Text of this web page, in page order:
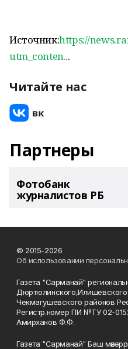
Источник:https://
utm_conten...
Читайте нас
Партнеры
Фотобанк
журналистов РБ
© 2015-2026
Об использовании
Газета "Сарманай"
Дюртюлинского,Илишевского
Чекмагушевского районов
Регистр.номер ПИ №ТУ 02-
Амирханов Ф.Ф.
Газета "Сарманай" Баш